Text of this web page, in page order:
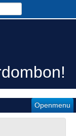
Openmenu